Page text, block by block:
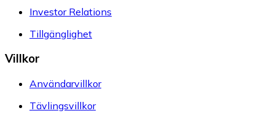
Investor Relations
Tillgänglighet
Villkor
Användarvillkor
Tävlingsvillkor